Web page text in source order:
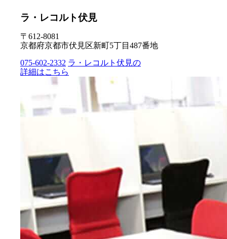
ラ・レコルト伏見
〒612-8081
京都府京都市伏見区新町5丁目487番地
075-602-2332 ラ・レコルト伏見の
詳細はこちら